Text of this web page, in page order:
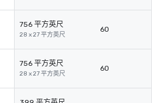
756 平方英尺
28 x 27 平方英尺
60
756 平方英尺
28 x 27 平方英尺
60